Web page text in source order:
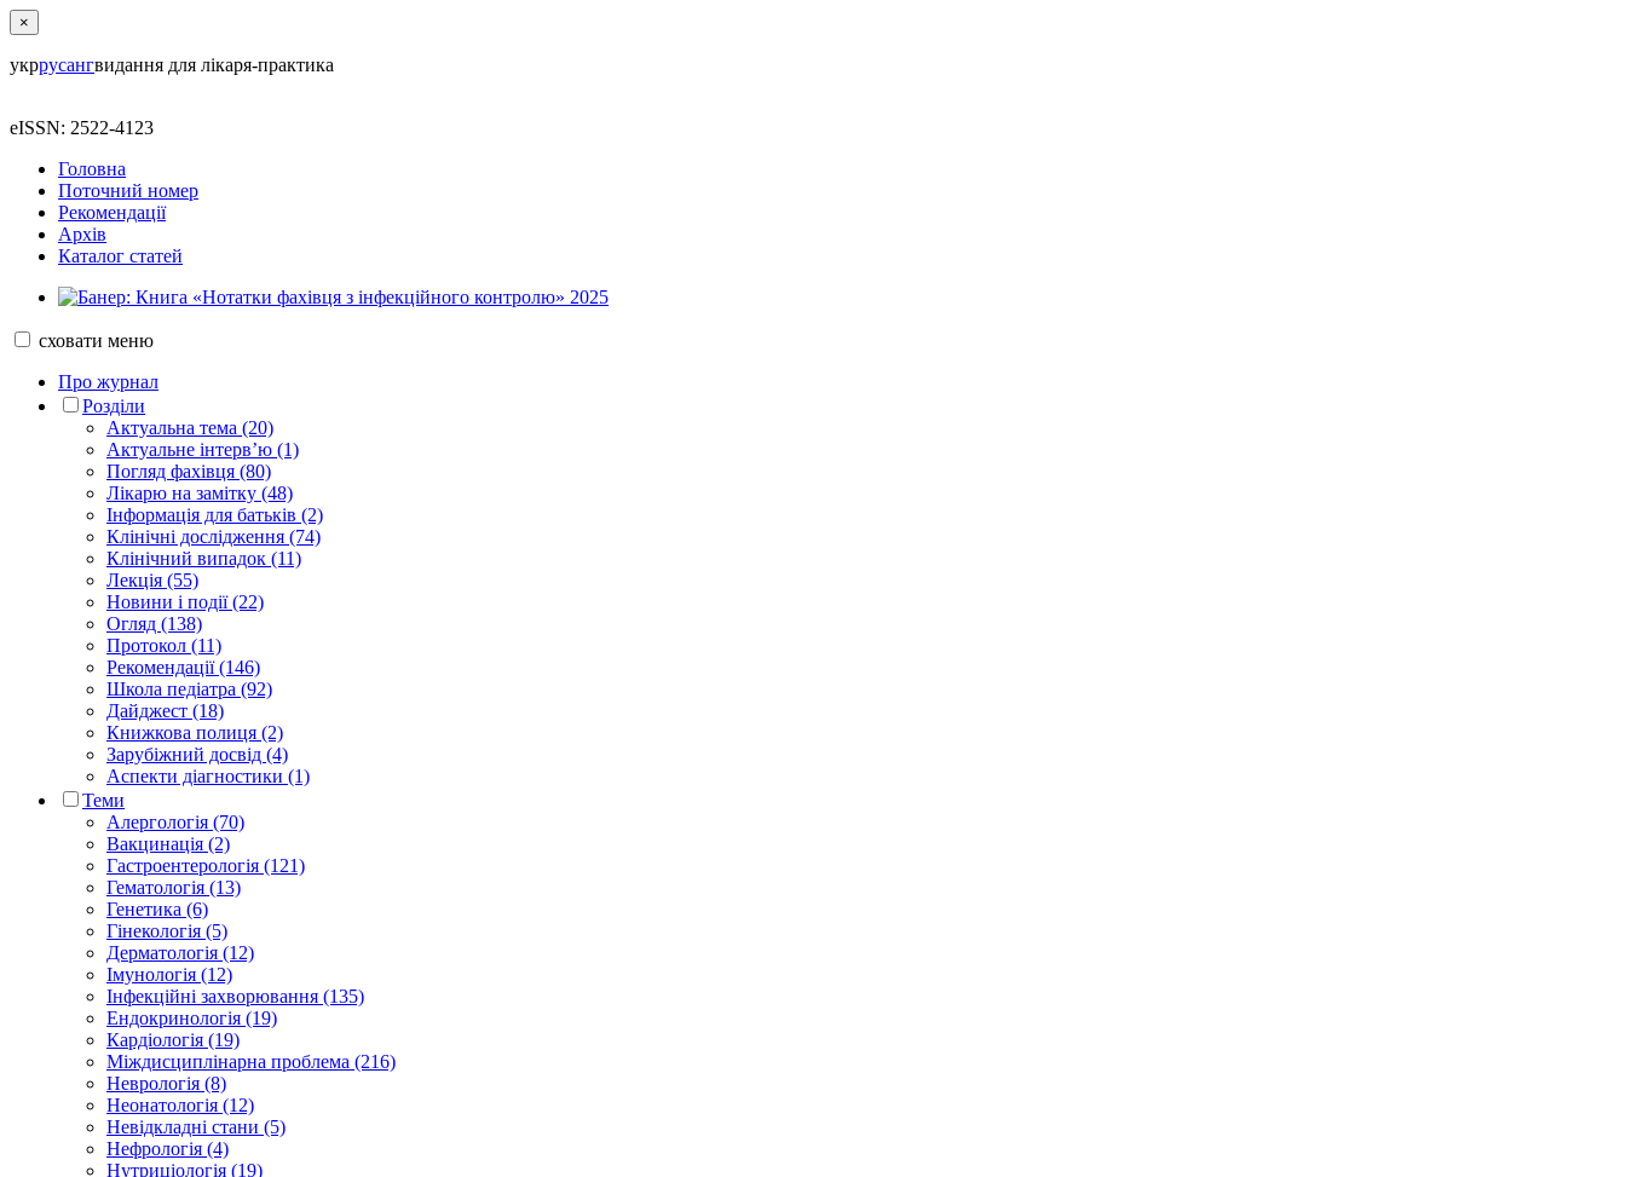
×
укррусангвидання для лікаря-практика
eISSN: 2522-4123
Головна
Поточний номер
Рекомендації
Архів
Каталог статей
сховати меню
Про журнал
Розділи
Актуальна тема (20)
Актуальне інтерв’ю (1)
Погляд фахівця (80)
Лікарю на замітку (48)
Інформація для батьків (2)
Клінічні дослідження (74)
Клінічний випадок (11)
Лекція (55)
Новини і події (22)
Огляд (138)
Протокол (11)
Рекомендації (146)
Школа педіатра (92)
Дайджест (18)
Книжкова полиця (2)
Зарубіжний досвід (4)
Аспекти діагностики (1)
Теми
Алергологія (70)
Вакцинація (2)
Гастроентерологія (121)
Гематологія (13)
Генетика (6)
Гінекологія (5)
Дерматологія (12)
Імунологія (12)
Інфекційні захворювання (135)
Ендокринологія (19)
Кардіологія (19)
Міждисциплінарна проблема (216)
Неврологія (8)
Неонатологія (12)
Невідкладні стани (5)
Нефрологія (4)
Нутриціологія (19)